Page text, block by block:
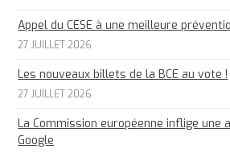
Appel du CESE à une meilleure
27 JUILLET 2026
Les nouveaux billets de la BCE au vote !
27 JUILLET 2026
La Commission européenne inflige une
Google